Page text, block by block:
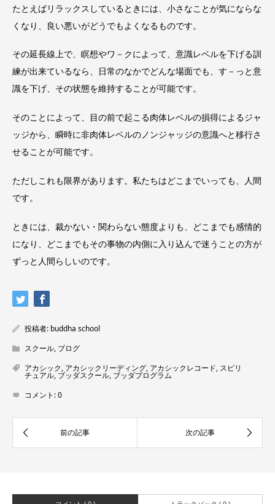
たとえばリラックスしているときには、小さなことが気にならな
くなり、良い悪いがどうでもよくなるものです。
その延長線上で、瞑想やワ－クによって、意識レベルを下げる訓
練が出来ているなら、日常のなかでどんな場面でも、す－っと意
識を下げ、その状態を維持することが可能です。
そのことによって、目の前で起こる肉体レベルの損得によるジャ
ッジから、瞬時に非肉体レベルのノンジャッジの意識へと移行さ
せることが可能です。
ただしこれも限界があります。私たちはどこまでいっても、人間
です。
ときには、裁かない・関わらない態度よりも、どこまでも感情的
になり、どこまでもその事物の内側に入り込んで迷うことの方が
ずっと人間らしいのです。
投稿者: buddha school
スクール, ブログ
アカシック, アカシックリーディング, アカシックレコード, スピリ
チュアル, ブッダスクール, ブッダプログラム
コメント:0